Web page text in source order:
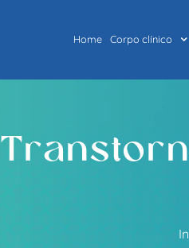
Home Corpo clínico